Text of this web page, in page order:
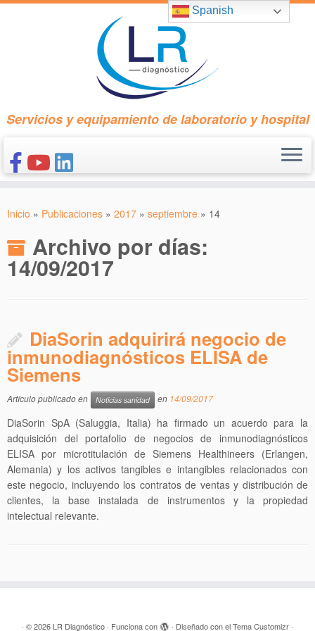
Saltar
Servicios y equipamiento de laboratorio y hospital
CONÓCENOS
NUESTROS PRODUCTOS
PUBLICACIONES
Inicio » Publicaciones » 2017 » septiembre » 14
Archivo por días:
14/09/2017
DiaSorin adquirirá negocio de
inmunodiagnósticos ELISA de
Siemens
Artículo publicado en Noticias sanidad en 14/09/2017
DiaSorin SpA (Saluggia, Italia) ha firmado un acuerdo para la
adquisición del portafolio de negocios de inmunodiagnósticos
ELISA por microtitulación de Siemens Healthineers (Erlangen,
Alemania) y los activos tangibles e intangibles relacionados con
este negocio, incluyendo los contratos de ventas y distribución de
clientes, la base instalada de instrumentos y la propiedad
intelectual relevante.
· © 2026 LR Diagnóstico · Funciona con · Diseñado con elTema Customizr ·
Spanish